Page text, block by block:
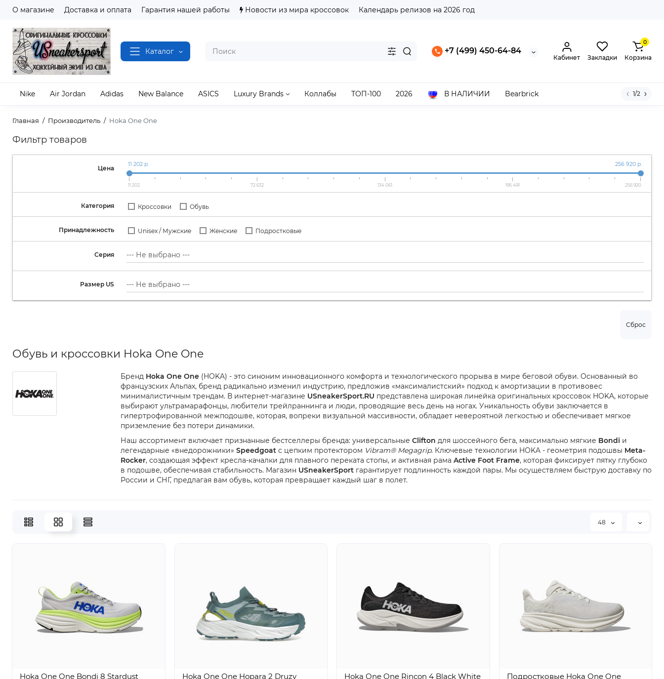
О магазине Доставка и оплата Гарантия нашей работы Новости из мира кроссовок Календарь релизов на 2026 год
Каталог +7 (499) 450-64-84
Кабинет Закладки
0
Корзина
Nike Air Jordan Adidas New Balance ASICS Luxury Brands Коллабы ТОП-100 2026 В НАЛИЧИИ Bearbrick 1/2
Главная Производитель Hoka One One
Фильтр товаров
Цена
11 202 р. 256 920 р.
11 202 72 632 134 061 195 491 256 920
Категория Кроссовки Обувь
Принадлежность Unisex / Мужские Женские Подростковые
Серия
Размер US
Сброс
Обувь и кроссовки Hoka One One
Бренд Hoka One One (HOKA) - это синоним инновационного комфорта и технологического прорыва в мире беговой обуви. Основанный во
французских Альпах, бренд радикально изменил индустрию, предложив «максималистский» подход к амортизации в противовес
минималистичным трендам. В интернет-магазине USneakerSport.RU представлена широкая линейка оригинальных кроссовок HOKA, которые
выбирают ультрамарафонцы, любители трейлраннинга и люди, проводящие весь день на ногах. Уникальность обуви заключается в
гипертрофированной межподошве, которая, вопреки визуальной массивности, обладает невероятной легкостью и обеспечивает мягкое
приземление без потери динамики.
Наш ассортимент включает признанные бестселлеры бренда: универсальные Clifton для шоссейного бега, максимально мягкие Bondi и
легендарные «внедорожники» Speedgoat с цепким протектором Vibram® Megagrip. Ключевые технологии HOKA - геометрия подошвы Meta-
Rocker, создающая эффект кресла-качалки для плавного переката стопы, и активная рама Active Foot Frame, которая фиксирует пятку глубоко
в подошве, обеспечивая стабильность. Магазин USneakerSport гарантирует подлинность каждой пары. Мы осуществляем быструю доставку по
России и СНГ, предлагая вам обувь, которая превращает каждый шаг в полет.
48
Hoka One One Bondi 8 Stardust
Hoka One One Hopara 2 Druzy
Hoka One One Rincon 4 Black White
Подростковые Hoka One One